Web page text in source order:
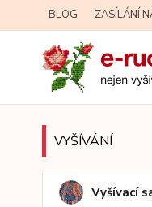
BLOG ZASÍLÁNÍ
VYŠÍVÁNÍ
Vyšívací